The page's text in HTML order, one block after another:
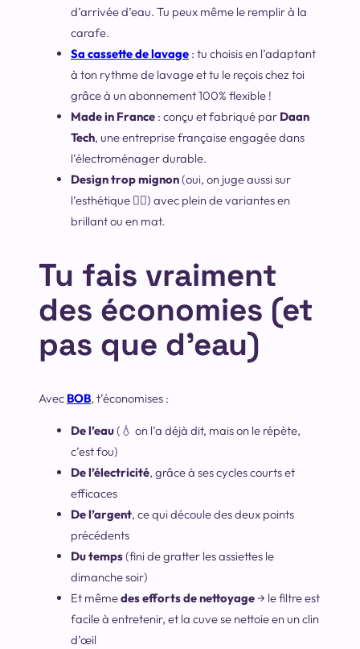
d’arrivée d’eau. Tu peux même le remplir à la
carafe.
Sa cassette de lavage : tu choisis en l’adaptant
à ton rythme de lavage et tu le reçois chez toi
grâce à un abonnement 100% flexible !
Made in France : conçu et fabriqué par Daan
Tech, une entreprise française engagée dans
l’électroménager durable.
Design trop mignon(oui, on juge aussi sur
l’esthétique 💁‍♂️) avec plein de variantes en
brillant ou en mat.
Tu fais vraiment
des économies (et
pas que d’eau)
Avec BOB, t’économises :
De l’eau(💧 on l’a déjà dit, mais on le répète,
c’est fou)
De l’électricité, grâce à ses cycles courts et
efficaces
De l’argent, ce qui découle des deux points
précédents
Du temps(fini de gratter les assiettes le
dimanche soir)
Et mêmedes efforts de nettoyage→ le filtre est
facile à entretenir, et la cuve se nettoie en un clin
d’œil